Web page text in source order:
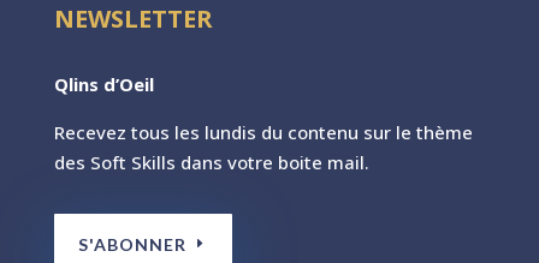
NEWSLETTER
Qlins d’Oeil
Recevez tous les lundis du contenu sur le thème
des Soft Skills dans votre boite mail.
S'ABONNER